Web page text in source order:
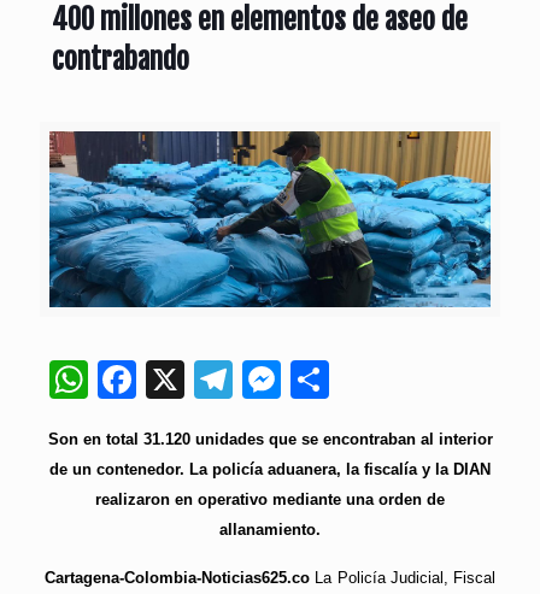
400 millones en elementos de aseo de
contrabando
WhatsApp
Facebook
X Telegram
Messenger
Son en total 31.120 unidades que se encontraban al interior
de un contenedor. La policía aduanera, la fiscalía y la DIAN
realizaron en operativo mediante una orden de
allanamiento.
Cartagena-Colombia-Noticias625.co La Policía Judicial, Fiscal